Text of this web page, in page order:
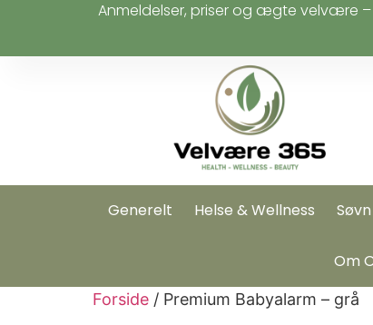
Anmeldelser, priser og ægte velvære
Generelt Helse & Wellness
Om
Forside / Premium Babyalarm – grå